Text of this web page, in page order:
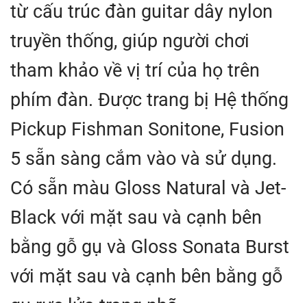
từ cấu trúc đàn guitar dây nylon
truyền thống, giúp người chơi
tham khảo về vị trí của họ trên
phím đàn. Được trang bị Hệ thống
Pickup Fishman Sonitone, Fusion
5 sẵn sàng cắm vào và sử dụng.
Có sẵn màu Gloss Natural và Jet-
Black với mặt sau và cạnh bên
bằng gỗ gụ và Gloss Sonata Burst
với mặt sau và cạnh bên bằng gỗ